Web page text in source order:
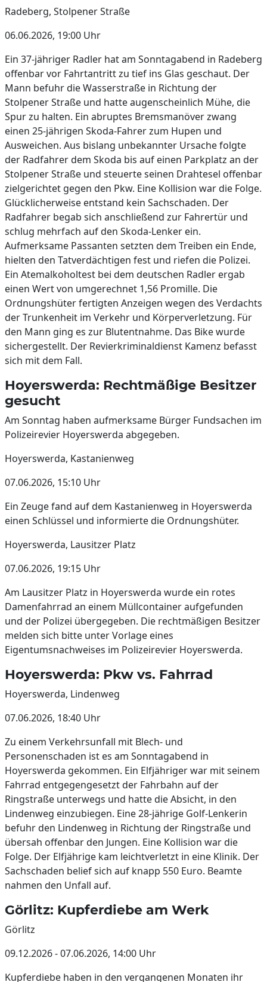
Radeberg, Stolpener Straße
06.06.2026, 19:00 Uhr
Ein 37-jähriger Radler hat am Sonntagabend in Radeberg
offenbar vor Fahrtantritt zu tief ins Glas geschaut. Der
Mann befuhr die Wasserstraße in Richtung der
Stolpener Straße und hatte augenscheinlich Mühe, die
Spur zu halten. Ein abruptes Bremsmanöver zwang
einen 25-jährigen Skoda-Fahrer zum Hupen und
Ausweichen. Aus bislang unbekannter Ursache folgte
der Radfahrer dem Skoda bis auf einen Parkplatz an der
Stolpener Straße und steuerte seinen Drahtesel offenbar
zielgerichtet gegen den Pkw. Eine Kollision war die Folge.
Glücklicherweise entstand kein Sachschaden. Der
Radfahrer begab sich anschließend zur Fahrertür und
schlug mehrfach auf den Skoda-Lenker ein.
Aufmerksame Passanten setzten dem Treiben ein Ende,
hielten den Tatverdächtigen fest und riefen die Polizei.
Ein Atemalkoholtest bei dem deutschen Radler ergab
einen Wert von umgerechnet 1,56 Promille. Die
Ordnungshüter fertigten Anzeigen wegen des Verdachts
der Trunkenheit im Verkehr und Körperverletzung. Für
den Mann ging es zur Blutentnahme. Das Bike wurde
sichergestellt. Der Revierkriminaldienst Kamenz befasst
sich mit dem Fall.
Hoyerswerda: Rechtmäßige Besitzer
gesucht
Am Sonntag haben aufmerksame Bürger Fundsachen im
Polizeirevier Hoyerswerda abgegeben.
Hoyerswerda, Kastanienweg
07.06.2026, 15:10 Uhr
Ein Zeuge fand auf dem Kastanienweg in Hoyerswerda
einen Schlüssel und informierte die Ordnungshüter.
Hoyerswerda, Lausitzer Platz
07.06.2026, 19:15 Uhr
Am Lausitzer Platz in Hoyerswerda wurde ein rotes
Damenfahrrad an einem Müllcontainer aufgefunden
und der Polizei übergegeben. Die rechtmäßigen Besitzer
melden sich bitte unter Vorlage eines
Eigentumsnachweises im Polizeirevier Hoyerswerda.
Hoyerswerda: Pkw vs. Fahrrad
Hoyerswerda, Lindenweg
07.06.2026, 18:40 Uhr
Zu einem Verkehrsunfall mit Blech- und
Personenschaden ist es am Sonntagabend in
Hoyerswerda gekommen. Ein Elfjähriger war mit seinem
Fahrrad entgegengesetzt der Fahrbahn auf der
Ringstraße unterwegs und hatte die Absicht, in den
Lindenweg einzubiegen. Eine 28-jährige Golf-Lenkerin
befuhr den Lindenweg in Richtung der Ringstraße und
übersah offenbar den Jungen. Eine Kollision war die
Folge. Der Elfjährige kam leichtverletzt in eine Klinik. Der
Sachschaden belief sich auf knapp 550 Euro. Beamte
nahmen den Unfall auf.
Görlitz: Kupferdiebe am Werk
Görlitz
09.12.2026 - 07.06.2026, 14:00 Uhr
Kupferdiebe haben in den vergangenen Monaten ihr